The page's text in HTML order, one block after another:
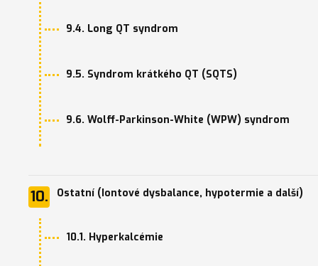
9.4. Long QT syndrom
9.5. Syndrom krátkého QT (SQTS)
9.6. Wolff-Parkinson-White (WPW) syndrom
10. Ostatní (Iontové dysbalance, hypotermie a další)
10.1. Hyperkalcémie